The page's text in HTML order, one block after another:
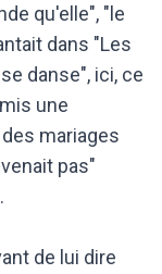
qu'elle", "le
dans "Les
danse", ici, ce
une
mariages
pas"
de lui dire